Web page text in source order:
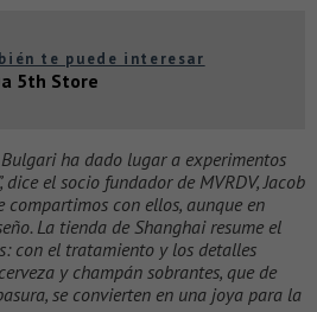
te puede interesar
5th Store
ha dado lugar a experimentos
el socio fundador de MVRDV, Jacob
compartimos con ellos, aunque en
La tienda de Shanghai resume el
con el tratamiento y los detalles
y champán sobrantes, que de
se convierten en una joya para la